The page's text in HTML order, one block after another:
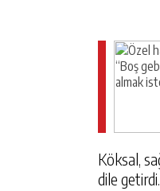
Köksal,
dile getirdi.